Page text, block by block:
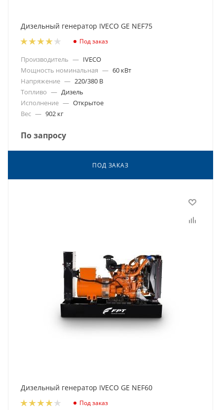
Дизельный генератор IVECO GE NEF75
Под заказ
Производитель — IVECO
Мощность номинальная — 60 кВт
Напряжение — 220/380 В
Топливо — Дизель
Исполнение — Открытое
Вес — 902 кг
По запросу
ПОД ЗАКАЗ
Дизельный генератор IVECO GE NEF60
Под заказ